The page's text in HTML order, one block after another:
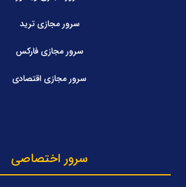
سرور مجازی ترید
سرور مجازی فارکس
سرور مجازی اقتصادی
سرور اختصاصی